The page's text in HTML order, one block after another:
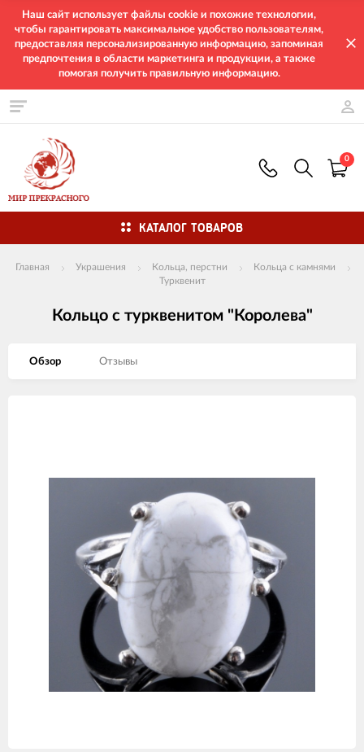
Наш сайт использует файлы cookie и похожие технологии,
чтобы гарантировать максимальное удобство пользователям,
предоставляя персонализированную информацию, запоминая
предпочтения в области маркетинга и продукции, а также
помогая получить правильную информацию.
0
КАТАЛОГ ТОВАРОВ
Главная Украшения Кольца, перстни
Кольца с камнями
Турквенит
Кольцо с турквенитом "Королева"
Обзор Отзывы